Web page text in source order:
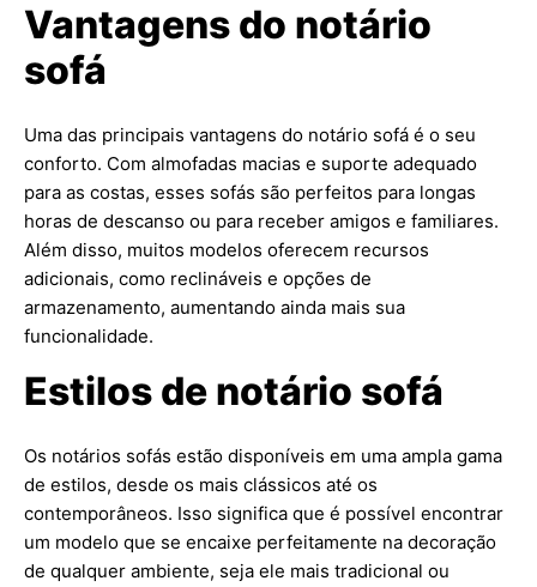
Vantagens do notário
sofá
Uma das principais vantagens do notário sofá é o seu
conforto. Com almofadas macias e suporte adequado
para as costas, esses sofás são perfeitos para longas
horas de descanso ou para receber amigos e familiares.
Além disso, muitos modelos oferecem recursos
adicionais, como reclináveis e opções de
armazenamento, aumentando ainda mais sua
funcionalidade.
Estilos de notário sofá
Os notários sofás estão disponíveis em uma ampla gama
de estilos, desde os mais clássicos até os
contemporâneos. Isso significa que é possível encontrar
um modelo que se encaixe perfeitamente na decoração
de qualquer ambiente, seja ele mais tradicional ou